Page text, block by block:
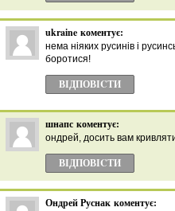
ukraine коментує:
нема ніяких русинів і
боротися!
ВІДПОВІCТИ
шнапс коментує:
ондрей, досить вам
ВІДПОВІCТИ
Ондрей Руснак коментує: